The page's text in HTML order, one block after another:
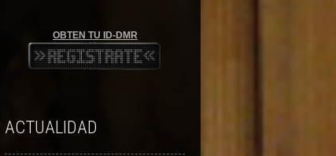
OBTEN TU ID-DMR
ACTUALIDAD